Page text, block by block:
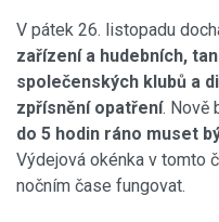
V pátek 26. listopadu
zařízení a hudebních,
společenských klubů a
zpřísnění opatření. Nově
do 5 hodin ráno muset
Výdejová okénka v tomto
nočním čase fungovat.